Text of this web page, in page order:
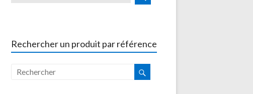
Rechercher un produit par référence